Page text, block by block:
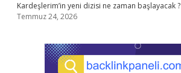
Kardeşlerim’in yeni dizisi ne zaman başlayacak ?
Temmuz 24, 2026